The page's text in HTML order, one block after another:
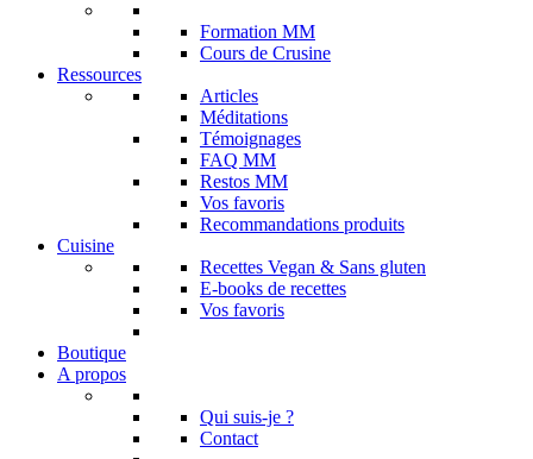
Formation MM
Cours de Crusine
Ressources
Articles
Méditations
Témoignages
FAQ MM
Restos MM
Vos favoris
Recommandations produits
Cuisine
Recettes Vegan & Sans gluten
E-books de recettes
Vos favoris
Boutique
A propos
Qui suis-je ?
Contact